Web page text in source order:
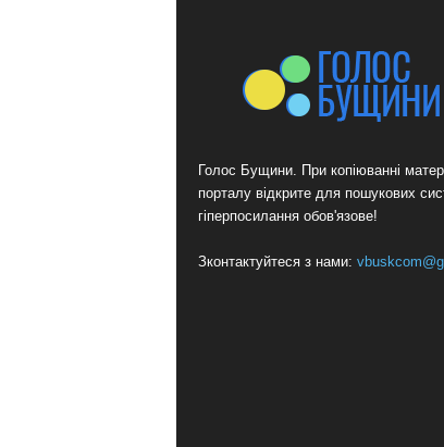
Голос Бущини. При копіюванні
порталу відкрите для пошукових
гіперпосилання обов'язове!
Зконтактуйтеся з нами: